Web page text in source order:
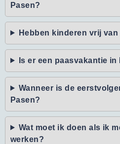
Pasen?
Hebben kinderen vrij
Is er een paasvakantie in
Wanneer is de
Pasen?
Wat moet ik doen als ik
werken?